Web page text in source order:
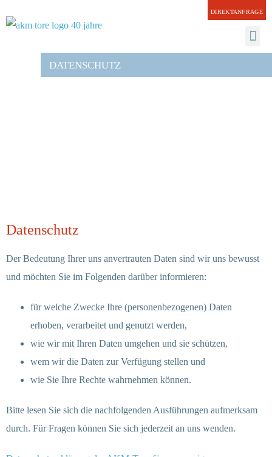
DIREKTANFRAGE
DATENSCHUTZ
Datenschutz
Der Bedeutung Ihrer uns anvertrauten Daten sind wir uns bewusst
und möchten Sie im Folgenden darüber informieren:
für welche Zwecke Ihre (personenbezogenen) Daten
erhoben, verarbeitet und genutzt werden,
wie wir mit Ihren Daten umgehen und sie schützen,
wem wir die Daten zur Verfügung stellen und
wie Sie Ihre Rechte wahrnehmen können.
Bitte lesen Sie sich die nachfolgenden Ausführungen aufmerksam
durch. Für Fragen können Sie sich jederzeit an uns wenden.